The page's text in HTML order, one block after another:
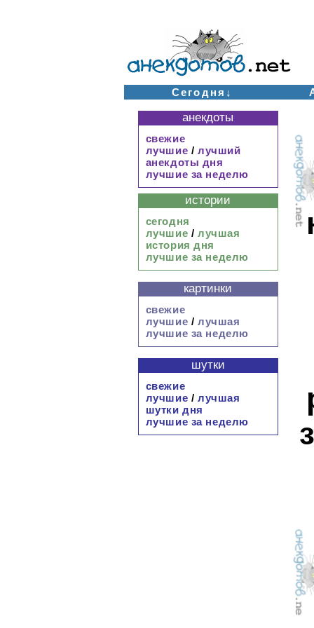
Сегодня↓
анекдоты
свежие
лучшие / лучший
анекдоты дня
лучшие за неделю
истории
сегодня
лучшие / лучшая
история дня
лучшие за неделю
картинки
свежие
лучшие / лучшая
лучшие за неделю
шутки
свежие
лучшие / лучшая
шутки дня
лучшие за неделю